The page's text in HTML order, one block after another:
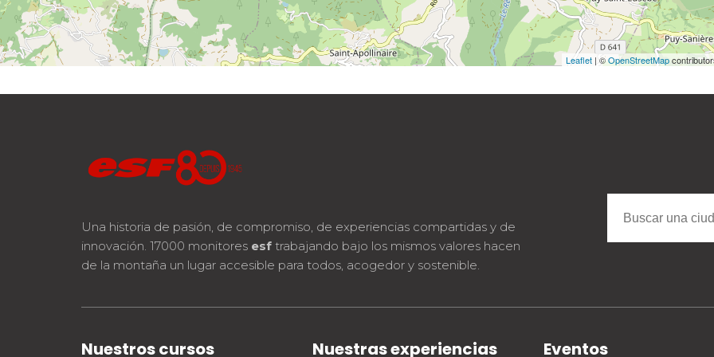
Leaflet | ©OpenStreetMap
Una historia de pasión, de compromiso, de experiencias compartidas y de
innovación. 17000 monitores esf trabajando bajo los mismos valores hacen
de la montaña un lugar accesible para todos, acogedor y sostenible.
Nuestros cursos Nuestras experiencias Eventos